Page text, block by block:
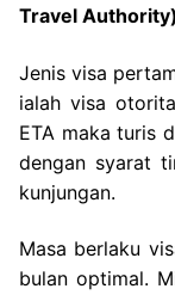
Travel Authority)
Jenis visa
ialah visa
ETA maka turis
dengan syarat
kunjungan.
Masa berlaku
bulan optimal.